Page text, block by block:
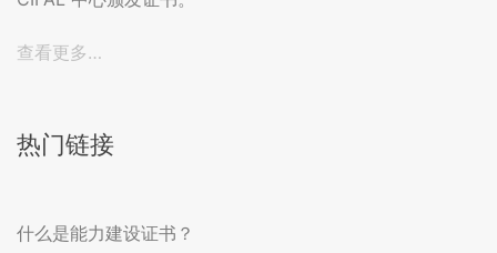
查看更多…
热门链接
什么是能力建设证书？